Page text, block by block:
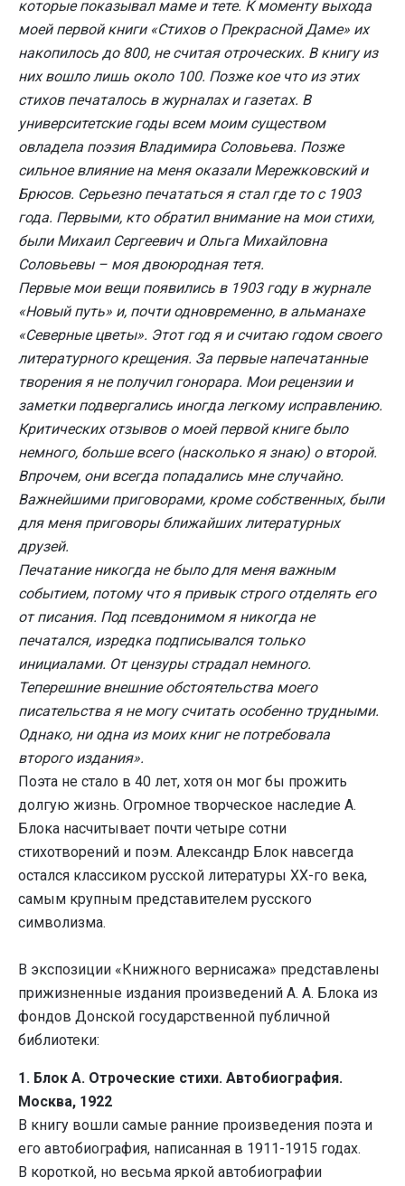
которые показывал маме и тете. К моменту выхода
моей первой книги «Стихов о Прекрасной Даме» их
накопилось до 800, не считая отроческих. В книгу из
них вошло лишь около 100. Позже кое что из этих
стихов печаталось в журналах и газетах. В
университетские годы всем моим существом
овладела поэзия Владимира Соловьева. Позже
сильное влияние на меня оказали Мережковский и
Брюсов. Серьезно печататься я стал где то с 1903
года. Первыми, кто обратил внимание на мои стихи,
были Михаил Сергеевич и Ольга Михайловна
Соловьевы – моя двоюродная тетя.
Первые мои вещи появились в 1903 году в журнале
«Новый путь» и, почти одновременно, в альманахе
«Северные цветы». Этот год я и считаю годом своего
литературного крещения. За первые напечатанные
творения я не получил гонорара. Мои рецензии и
заметки подвергались иногда легкому исправлению.
Критических отзывов о моей первой книге было
немного, больше всего (насколько я знаю) о второй.
Впрочем, они всегда попадались мне случайно.
Важнейшими приговорами, кроме собственных, были
для меня приговоры ближайших литературных
друзей.
Печатание никогда не было для меня важным
событием, потому что я привык строго отделять его
от писания. Под псевдонимом я никогда не
печатался, изредка подписывался только
инициалами. От цензуры страдал немного.
Теперешние внешние обстоятельства моего
писательства я не могу считать особенно трудными.
Однако, ни одна из моих книг не потребовала
второго издания».
Поэта не стало в 40 лет, хотя он мог бы прожить
долгую жизнь. Огромное творческое наследие А.
Блока насчитывает почти четыре сотни
стихотворений и поэм. Александр Блок навсегда
остался классиком русской литературы ХХ-го века,
самым крупным представителем русского
символизма.
В экспозиции «Книжного вернисажа» представлены
прижизненные издания произведений А. А. Блока из
фондов Донской государственной публичной
библиотеки:
1. Блок А. Отроческие стихи. Автобиография.
Москва, 1922
В книгу вошли самые ранние произведения поэта и
его автобиография, написанная в 1911-1915 годах.
В короткой, но весьма яркой автобиографии